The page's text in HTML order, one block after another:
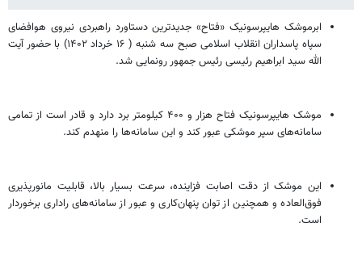
ابرموشک هایپرسونیک «فتاح» جدیدترین دستاورد راهبردی نیروی هوافضای
سپاه پاسداران انقلاب اسلامی صبح سه شنبه ( ۱۶ خرداد ۱۴۰۲) با حضور آیت
الله سید ابراهیم رئیسی رئیس جمهور رونمایی شد.
موشک هایپرسونیک فتاح هزار و ۴۰۰ کیلومتر برد دارد و قادر است از تمامی
سامانه‌های سپر موشکی عبور کند و این سامانه‌ها را منهدم کند.
این موشک از دقت اصابت فزاینده، سرعت بسیار بالا، قابلیت مانورپذیری
فوق‌العاده و همچنین از توان پنهان‌کاری و عبور از سامانه‌های راداری برخوردار
است.